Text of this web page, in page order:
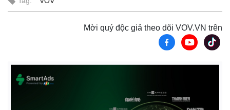
Mời quý độc giả theo dõi VOV.VN trên